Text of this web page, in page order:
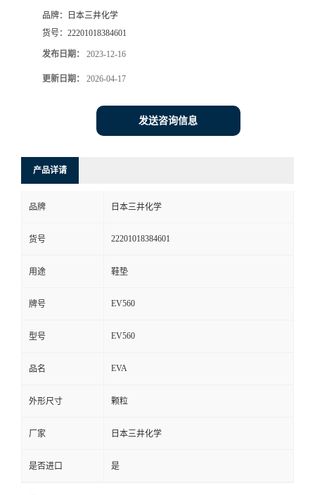
留
言
品牌：
日本三井化学
货号： 22201018384601
发布日期： 2023-12-16
更新日期： 2026-04-17
发送咨询信息
产品详请
品牌 日本三井化学
货号 22201018384601
用途 鞋垫
牌号 EV560
型号 EV560
品名 EVA
外形尺寸 颗粒
厂家 日本三井化学
是否进口 是